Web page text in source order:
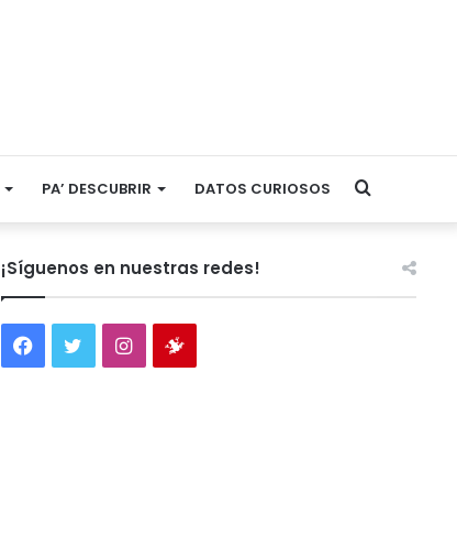
PA’ DESCUBRIR DATOS CURIOSOS Search
¡Síguenos en nuestras redes!
Facebook
TwitterInstagram